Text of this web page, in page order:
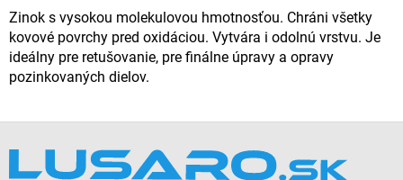
Zinok s vysokou molekulovou hmotnosťou. Chráni všetky
kovové povrchy pred oxidáciou. Vytvára i odolnú vrstvu. Je
ideálny pre retušovanie, pre finálne úpravy a opravy
pozinkovaných dielov.